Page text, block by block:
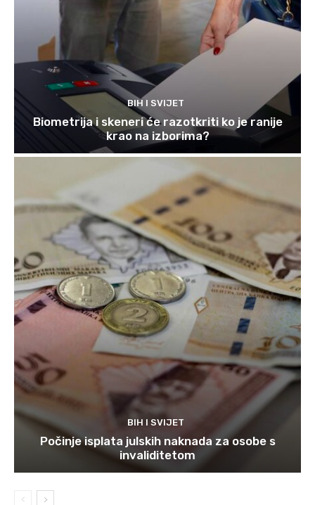
BIH I SVIJET
Biometrija i skeneri će razotkriti ko je ranije
krao na izborima?
BIH I SVIJET
Počinje isplata julskih naknada za osobe s
invaliditetom